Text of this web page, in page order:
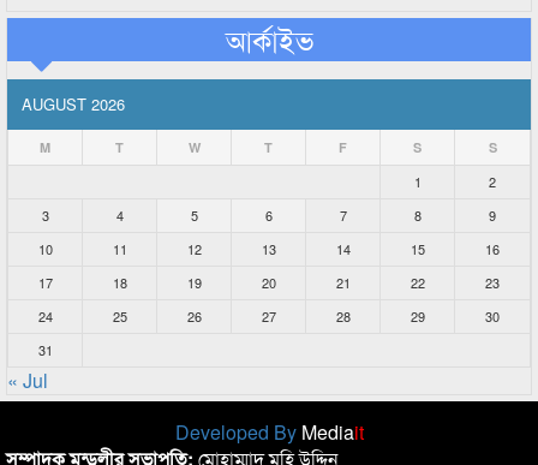
আর্কাইভ
AUGUST 2026
M T W T F S S
1
2
3
4 5 6 7 8
9
10
11 12 13 14 15
16
17
18 19 20 21 22
23
24
25 26 27 28 29
30
31
« Jul
Developed By Mediait
সম্পাদক মন্ডলীর সভাপতি: মোহাম্মাদ মহি উদ্দিন